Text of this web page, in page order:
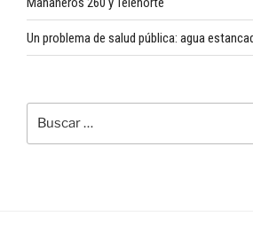
Un problema de salud pública: agua